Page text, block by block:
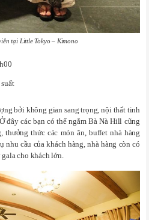
tại Little Tokyo – Kimono
bởi không gian sang trọng, nội thất tinh
đây các bạn có thể ngắm Bà Nà Hill cũng
thưởng thức các món ăn, buffet nhà hàng
cầu của khách hàng, nhà hàng còn có
cho khách lớn.